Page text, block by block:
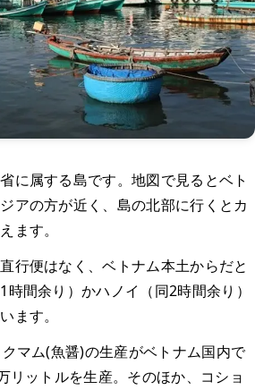
に属する島です。地図で見るとベト
アの方が近く、島の北部に行くとカ
ます。
行便はなく、ベトナム本土からだと
間余り）かハノイ（同2時間余り）
ます。
マム(魚醤)の生産がベトナム国内で
リットルを生産。そのほか、コショ